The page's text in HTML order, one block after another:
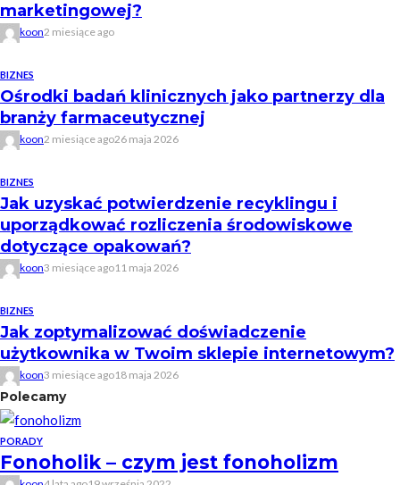
marketingowej?
koon2 miesiące ago
BIZNES
Ośrodki badań klinicznych jako partnerzy dla
branży farmaceutycznej
koon2 miesiące ago26 maja 2026
BIZNES
Jak uzyskać potwierdzenie recyklingu i
uporządkować rozliczenia środowiskowe
dotyczące opakowań?
koon3 miesiące ago11 maja 2026
BIZNES
Jak zoptymalizować doświadczenie
użytkownika w Twoim sklepie internetowym?
koon3 miesiące ago18 maja 2026
Polecamy
PORADY
Fonoholik – czym jest fonoholizm